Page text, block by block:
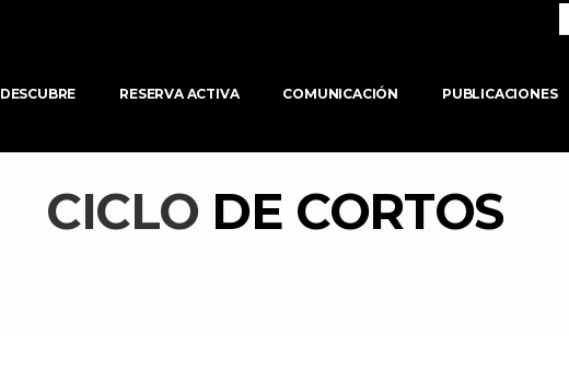
DESCUBRE RESERVA ACTIVA COMUNICACIÓN PUBLICACIONES
CICLO DE CORTOS